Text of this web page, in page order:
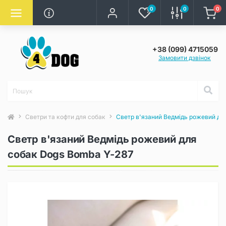
0 0 0
+38 (099) 4715059
Замовити дзвінок
Светри та кофти для собак Светр в'язаний Ведмідь рожевий
Светр в'язаний Ведмідь рожевий для
собак Dogs Bomba Y-287